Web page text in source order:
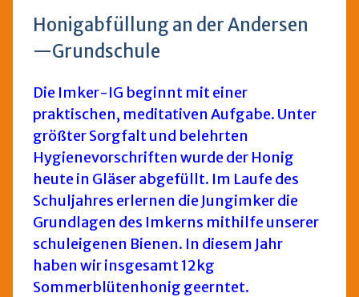
Honigabfüllung an der Andersen
—Grundschule
Die Imker-IG beginnt mit einer
praktischen, meditativen Aufgabe. Unter
größter Sorgfalt und belehrten
Hygienevorschriften wurde der Honig
heute in Gläser abgefüllt. Im Laufe des
Schuljahres erlernen die Jungimker die
Grundlagen des Imkerns mithilfe unserer
schuleigenen Bienen. In diesem Jahr
haben wir insgesamt 12kg
Sommerblütenhonig geerntet.